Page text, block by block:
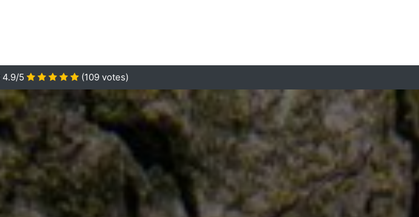
4.9/5 (109 votes)